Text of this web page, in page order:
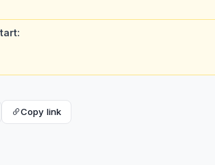
Copy link